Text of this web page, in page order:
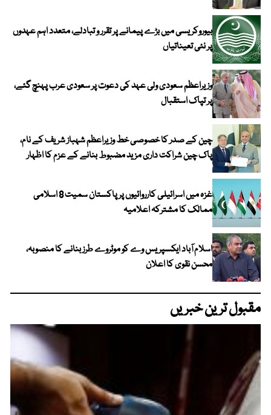
بیوروکریسی میں بڑے پیمانے پر تقرر و تبادلے، متعدد اہم عہدوں
پر نئی تعیناتیاں
وزیراعظم سعودی ولی عہد کی دعوت پر سعودی عرب پہنچ گئے،
پر تپاک استقبال
چین کے صدر کا خصوصی خط وزیراعظم شہباز شریف کے نام،
پاک چین شراکت داری مزید مضبوط بنانے کے عزم کا اظہار
غزہ میں اسرائیلی کارروائیوں پر پاکستان سمیت 8 اسلامی
ممالک کا مشترکہ اعلامیہ
اسلام آباد ایکسپریس وے کو موٹروے طرز بنانے کا منصوبہ،
محسن نقوی کا اعلان
مقبول ترین خبریں